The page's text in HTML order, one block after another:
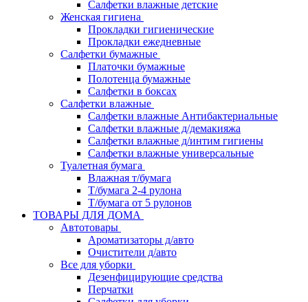
Салфетки влажные детские
Женская гигиена
Прокладки гигиенические
Прокладки ежедневные
Салфетки бумажные
Платочки бумажные
Полотенца бумажные
Салфетки в боксах
Салфетки влажные
Салфетки влажные Антибактериальные
Салфетки влажные д/демакияжа
Салфетки влажные д/интим гигиены
Салфетки влажные универсальные
Туалетная бумага
Влажная т/бумага
Т/бумага 2-4 рулона
Т/бумага от 5 рулонов
ТОВАРЫ ДЛЯ ДОМА
Автотовары
Ароматизаторы д/авто
Очистители д/авто
Все для уборки
Дезенфицирующие средства
Перчатки